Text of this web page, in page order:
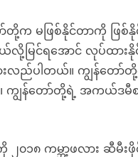
က မဖြစ်နိုင်တာကို ဖြ
ယ်လို့မြင်ရအောင် လုပ်ထာ
ားလည်ပါတယ်။ ကျွန်တော်
။ ကျွန်တော်တို့ရဲ့ အကယ်
၁၈ ကမ္ဘာ့ဖလား ဆီမီး